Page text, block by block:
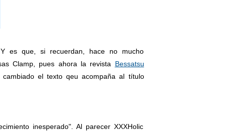
es que, si recuerdan, hace no mucho
Clamp, pues ahora la revista Bessatsu
el texto qeu acompaña al título
inesperado". Al parecer XXXHolic